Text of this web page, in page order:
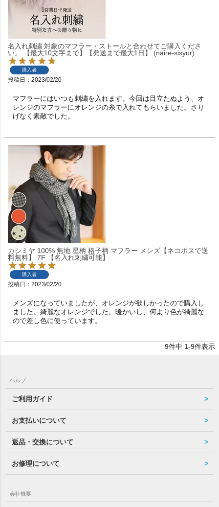
名入れ刺繍 対象のマフラー・ストールと合わせてご購入くださ
い。 【最大10文字まで】【発送まで最大1日】 (naire-sisyur)
購入者
投稿日 2023/02/20
マフラーにはいつも刺繍を入れます。今回は目立たぬよう、オ
レンジのマフラーにオレンジの糸で入れてもらいました。さり
げなく素敵でした。
カシミヤ 100% 無地 星柄 格子柄 マフラー メンズ【ネコポスで送
料無料】 7F 【名入れ刺繍可能】
購入者
投稿日 2023/02/20
メンズになっていましたが、オレンジが欲しかったので購入し
ました。綺麗なオレンジでした。暖かいし、何より色が綺麗な
ので差し色に使っています。
9件中 1-9件表示
ヘルプ
ご利用ガイド
お支払いについて
返品・交換について
お修理について
会社概要